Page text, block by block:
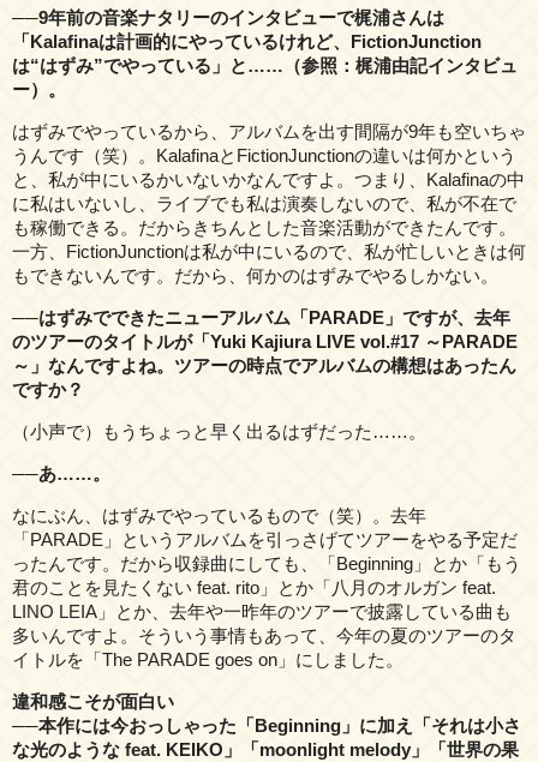
──9年前の音楽ナタリーのインタビューで梶浦さんは
「Kalafinaは計画的にやっているけれど、FictionJunction
は“はずみ”でやっている」と……（参照：梶浦由記インタビュ
ー）。
はずみでやっているから、アルバムを出す間隔が9年も空いちゃ
うんです（笑）。KalafinaとFictionJunctionの違いは何かという
と、私が中にいるかいないかなんですよ。つまり、Kalafinaの中
に私はいないし、ライブでも私は演奏しないので、私が不在で
も稼働できる。だからきちんとした音楽活動ができたんです。
一方、FictionJunctionは私が中にいるので、私が忙しいときは何
もできないんです。だから、何かのはずみでやるしかない。
──はずみでできたニューアルバム「PARADE」ですが、去年
のツアーのタイトルが「Yuki Kajiura LIVE vol.#17 ～PARADE
～」なんですよね。ツアーの時点でアルバムの構想はあったん
ですか？
（小声で）もうちょっと早く出るはずだった……。
──あ……。
なにぶん、はずみでやっているもので（笑）。去年
「PARADE」というアルバムを引っさげてツアーをやる予定だ
ったんです。だから収録曲にしても、「Beginning」とか「もう
君のことを見たくない feat. rito」とか「八月のオルガン feat.
LINO LEIA」とか、去年や一昨年のツアーで披露している曲も
多いんですよ。そういう事情もあって、今年の夏のツアーのタ
イトルを「The PARADE goes on」にしました。
違和感こそが面白い
──本作には今おっしゃった「Beginning」に加え「それは小さ
な光のような feat. KEIKO」「moonlight melody」「世界の果